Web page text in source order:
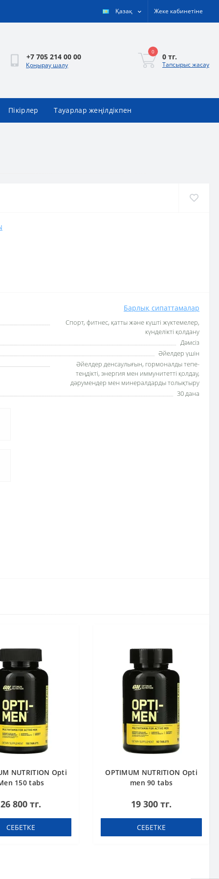
Қазақ Жеке кабинетіне
+7 705 214 00 00
Қоңырау шалу
0
0 тг.
Тапсырыс жасау
Пікірлер Тауарлар жеңілдікпен
Барлық сипаттамалар
Спорт, фитнес, қатты және күшті жүктемелер,
күнделікті қолдану
Дәмсіз
Әйелдер үшін
Әйелдер денсаулығын, гормоналды тепе-
теңдікті, энергия мен иммунитетті қолдау,
дәрумендер мен минералдарды толықтыру
30 дана
NUTRITION Opti
150 tabs
26 800 тг.
СЕБЕТКЕ
OPTIMUM NUTRITION Opti
men 90 tabs
19 300 тг.
СЕБЕТКЕ